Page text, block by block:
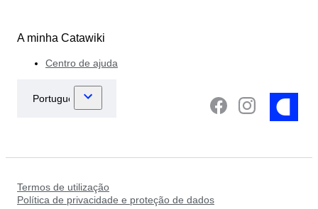
A minha Catawiki
Centro de ajuda
Termos de utilização
Política de privacidade e proteção de dados